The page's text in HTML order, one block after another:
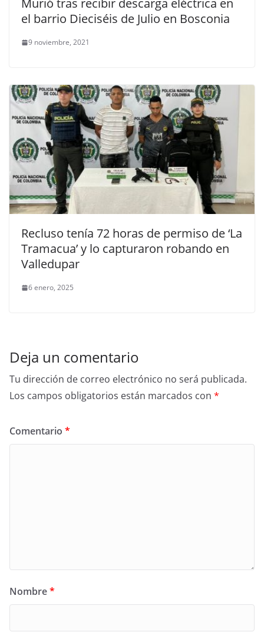
Murió tras recibir descarga eléctrica en
el barrio Dieciséis de Julio en Bosconia
9 noviembre, 2021
Recluso tenía 72 horas de permiso de ‘La
Tramacua’ y lo capturaron robando en
Valledupar
6 enero, 2025
Deja un comentario
Tu dirección de correo electrónico no será publicada.
Los campos obligatorios están marcados con *
Comentario *
Nombre*